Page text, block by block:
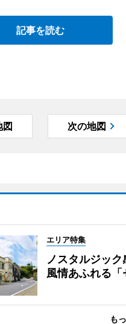
記事を読む
図 次の地図
エリア特集
ノスタルジッ
風情あふれる「
も